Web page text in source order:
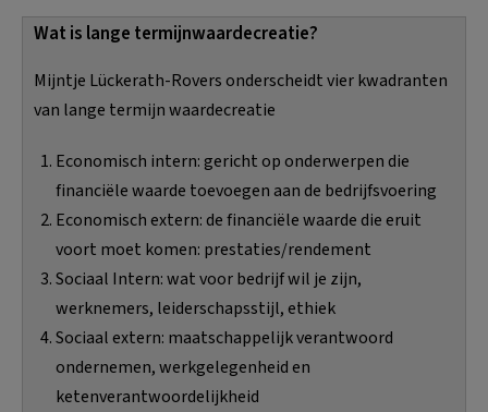
Wat is lange termijnwaardecreatie?
Mijntje Lückerath-Rovers onderscheidt vier kwadranten
van lange termijn waardecreatie
Economisch intern: gericht op onderwerpen die
financiële waarde toevoegen aan de bedrijfsvoering
Economisch extern: de financiële waarde die eruit
voort moet komen: prestaties/rendement
Sociaal Intern: wat voor bedrijf wil je zijn,
werknemers, leiderschapsstijl, ethiek
Sociaal extern: maatschappelijk verantwoord
ondernemen, werkgelegenheid en
ketenverantwoordelijkheid